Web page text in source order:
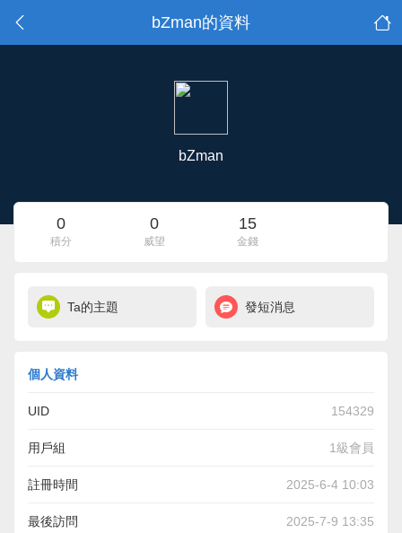
bZman的資料
bZman
0
積分
0
威望
15
金錢
Ta的主題 發短消息
個人資料
UID 154329
用戶組 1級會員
註冊時間 2025-6-4 10:03
最後訪問 2025-7-9 13:35